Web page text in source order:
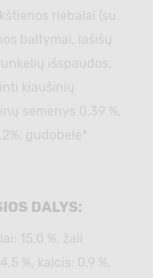
riebalai (su
baltymai, lašišų
išspaudos,
kiaušinių
sėmenys 0,39 %,
gudobelė*
DALYS:
15,0 %, žali
%, kalcis: 0,9 %,